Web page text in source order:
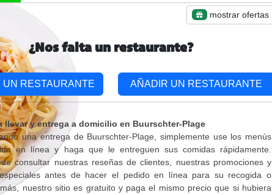
mostrar ofertas
¿Nos falta un restaurante?
UN RESTAURANTE AÑADIR UN RESTAURANTE
llevar y entrega a domicilio en Buurschter-Plage
una entrega de Buurschter-Plage, simplemente use los menús
en línea y haga que le entreguen sus comidas rápidamente.
consultar nuestras reseñas de clientes, nuestras promociones y
antes de hacer el pedido en línea para su recogida o
nuestro sitio es gratuito y paga el mismo precio que si hubiera